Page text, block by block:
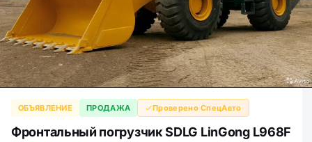
ОБЪЯВЛЕНИЕ ПРОДАЖА Проверено СпецАвто
Фронтальный погрузчик SDLG LinGong L968F